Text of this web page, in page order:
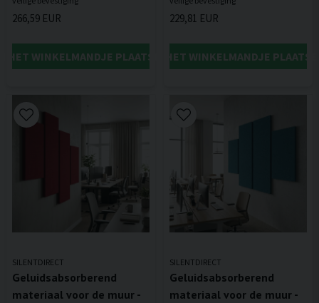
266,59 EUR
HET WINKELMANDJE PLAATSEN
229,81 EUR
IN HET WINKELMANDJE
SILENTDIRECT
Geluidsabsorberend
materiaal voor de muur -
SILENTDIRECT
Geluidsabsorberend
materiaal voor de muur -